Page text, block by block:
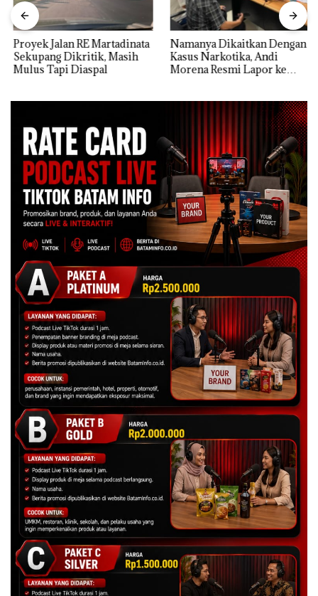
Proyek Jalan RE Martadinata
Sekupang Dikritik, Masih
Mulus Tapi Diaspal
Namanya Dikaitkan Dengan
Kasus Narkotika, Andi
Morena Resmi Lapor ke